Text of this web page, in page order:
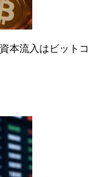
本流入はビットコ